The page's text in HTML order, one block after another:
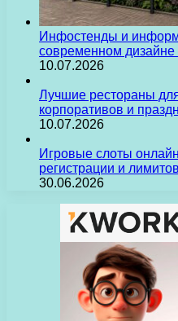
Инфостенды и
современном дизайне
10.07.2026
Лучшие рестораны
корпоративов и
10.07.2026
Игровые слоты
регистрации и лимитов
30.06.2026